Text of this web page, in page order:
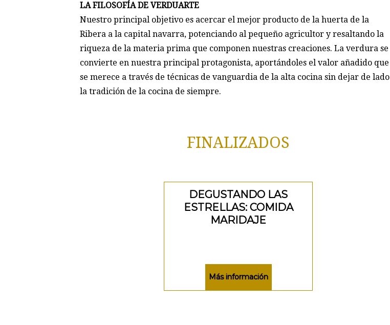
LA FILOSOFÍA DE VERDUARTE
Nuestro principal objetivo es acercar el mejor producto de la huerta de la
Ribera a la capital navarra, potenciando al pequeño agricultor y resaltando la
riqueza de la materia prima que componen nuestras creaciones. La verdura se
convierte en nuestra principal protagonista, aportándoles el valor añadido que
se merece a través de técnicas de vanguardia de la alta cocina sin dejar de lado
la tradición de la cocina de siempre.
FINALIZADOS
DEGUSTANDO LAS
ESTRELLAS: COMIDA
MARIDAJE
Más información